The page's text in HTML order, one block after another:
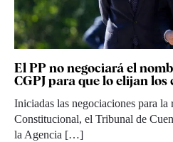
El PP no negociará el
CGPJ para que lo elijan los
Iniciadas las negociaciones para
Constitucional, el Tribunal de
la Agencia […]